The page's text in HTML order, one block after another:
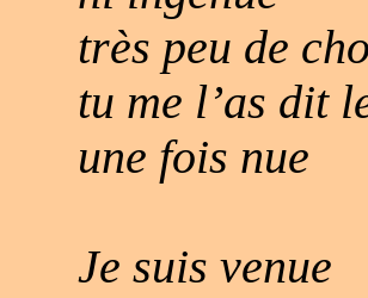
très peu de
tu me l’as dit
une fois nue
Je suis venue